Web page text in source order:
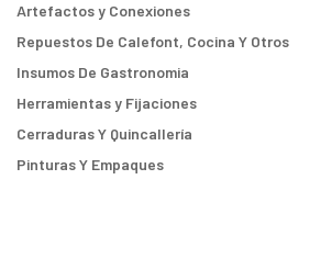
Artefactos y Conexiones
Repuestos De Calefont, Cocina Y Otros
Insumos De Gastronomia
Herramientas y Fijaciones
Cerraduras Y Quincallería
Pinturas Y Empaques